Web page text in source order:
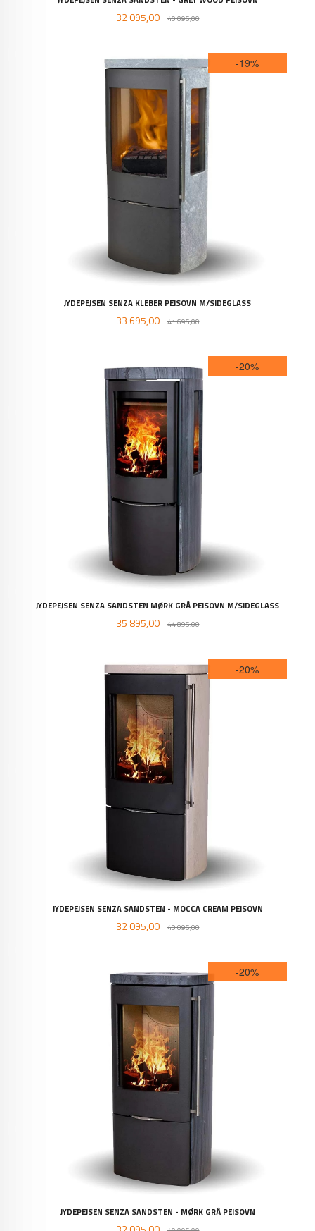
Tilbud
32 095,00 40 095,00Rabatt
JYDEPEJSEN SENZA KLEBER PEISOVN M/SIDEGLASS
Tilbud
33 695,00 41 695,00Rabatt
-19%
JYDEPEJSEN SENZA SANDSTEN MØRK GRÅ PEISOVN M/SIDEGLASS
Tilbud
35 895,00 44 895,00Rabatt
-20%
JYDEPEJSEN SENZA SANDSTEN - MOCCA CREAM PEISOVN
Tilbud
32 095,00 40 095,00Rabatt
-20%
JYDEPEJSEN SENZA SANDSTEN - MØRK GRÅ PEISOVN
Rabatt
-20%